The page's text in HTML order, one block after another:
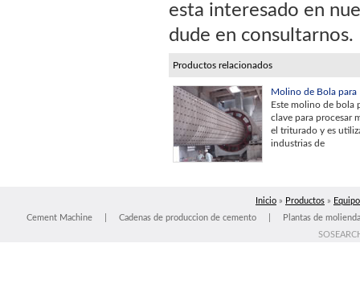
esta interesado en
dude en consultarnos.
Productos relacionados
Molino de Bola para
Este molino de bola
clave para procesar
el triturado y es
industrias de
Inicio » Productos »
Cement Machine
Cadenas de produccion de cemento
Plantas de